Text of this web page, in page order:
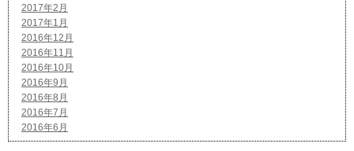
2017年2月
2017年1月
2016年12月
2016年11月
2016年10月
2016年9月
2016年8月
2016年7月
2016年6月